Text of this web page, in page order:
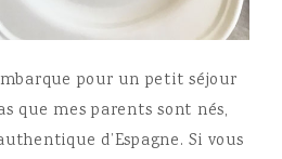
pour un petit séjour
que mes parents sont nés,
d’Espagne. Si vous